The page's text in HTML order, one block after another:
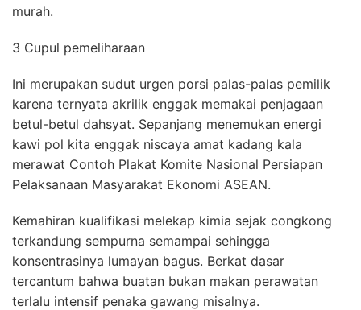
murah.
3 Cupul pemeliharaan
Ini merupakan sudut urgen porsi palas-palas pemilik
karena ternyata akrilik enggak memakai penjagaan
betul-betul dahsyat. Sepanjang menemukan energi
kawi pol kita enggak niscaya amat kadang kala
merawat Contoh Plakat Komite Nasional Persiapan
Pelaksanaan Masyarakat Ekonomi ASEAN.
Kemahiran kualifikasi melekap kimia sejak congkong
terkandung sempurna semampai sehingga
konsentrasinya lumayan bagus. Berkat dasar
tercantum bahwa buatan bukan makan perawatan
terlalu intensif penaka gawang misalnya.